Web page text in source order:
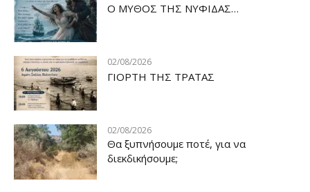
Ο ΜΥΘΟΣ ΤΗΣ ΝΥΦΙΔΑΣ…
02/08/2026
ΓΙΟΡΤΗ ΤΗΣ ΤΡΑΤΑΣ
02/08/2026
Θα ξυπνήσουμε ποτέ, για να
διεκδικήσουμε;